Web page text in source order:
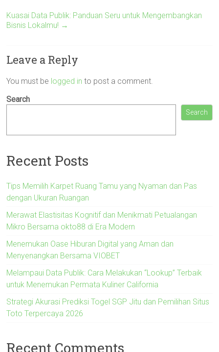
Kuasai Data Publik: Panduan Seru untuk Mengembangkan
Bisnis Lokalmu! →
Leave a Reply
You must be logged in to post a comment.
Search
Search
Recent Posts
Tips Memilih Karpet Ruang Tamu yang Nyaman dan Pas
dengan Ukuran Ruangan
Merawat Elastisitas Kognitif dan Menikmati Petualangan
Mikro Bersama okto88 di Era Modern
Menemukan Oase Hiburan Digital yang Aman dan
Menyenangkan Bersama VIOBET
Melampaui Data Publik: Cara Melakukan “Lookup” Terbaik
untuk Menemukan Permata Kuliner California
Strategi Akurasi Prediksi Togel SGP Jitu dan Pemilihan Situs
Toto Terpercaya 2026
Recent Comments